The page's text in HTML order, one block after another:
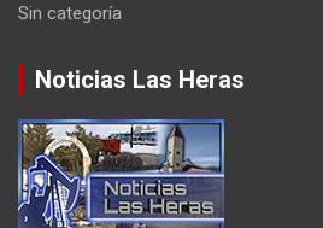
Sin categoría
Noticias Las Heras